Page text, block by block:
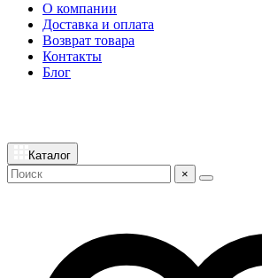
О компании
Доставка и оплата
Возврат товара
Контакты
Блог
Каталог
×